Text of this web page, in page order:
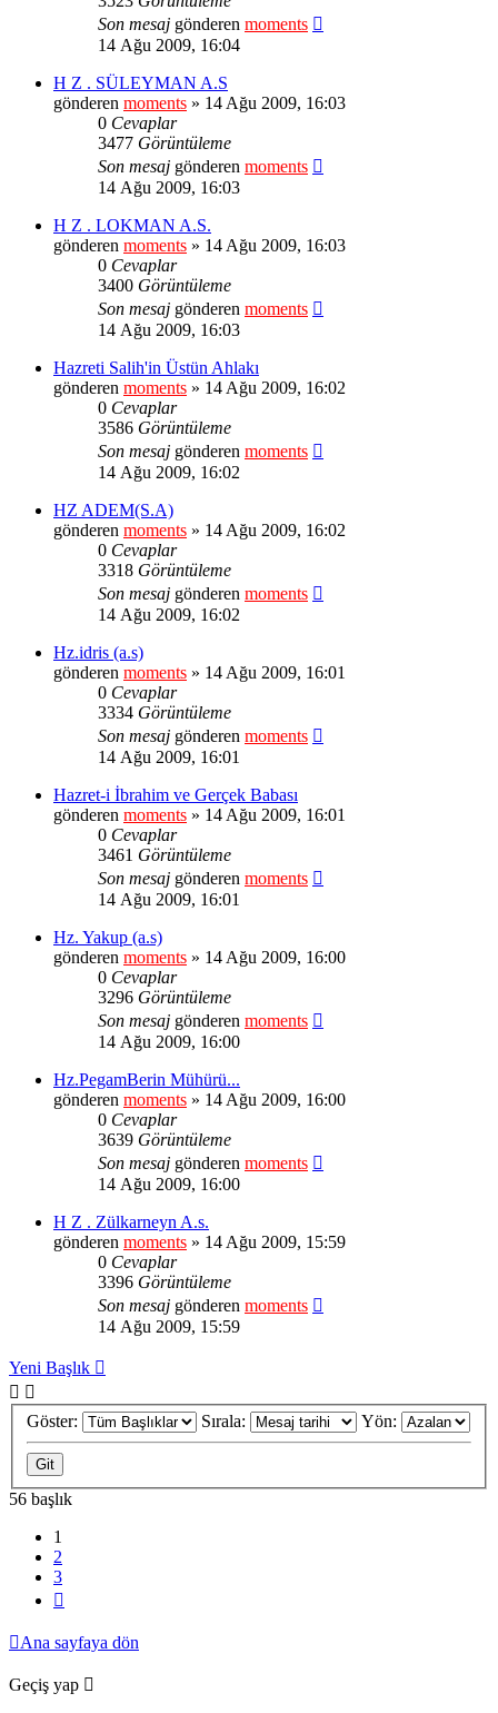
Son mesaj gönderen moments
14 Ağu 2009, 16:04
H Z . SÜLEYMAN A.S
gönderen moments » 14 Ağu 2009, 16:03
0 Cevaplar
3477 Görüntüleme
Son mesaj gönderen moments
14 Ağu 2009, 16:03
H Z . LOKMAN A.S.
gönderen moments » 14 Ağu 2009, 16:03
0 Cevaplar
3400 Görüntüleme
Son mesaj gönderen moments
14 Ağu 2009, 16:03
Hazreti Salih'in Üstün Ahlakı
gönderen moments » 14 Ağu 2009, 16:02
0 Cevaplar
3586 Görüntüleme
Son mesaj gönderen moments
14 Ağu 2009, 16:02
HZ ADEM(S.A)
gönderen moments » 14 Ağu 2009, 16:02
0 Cevaplar
3318 Görüntüleme
Son mesaj gönderen moments
14 Ağu 2009, 16:02
Hz.idris (a.s)
gönderen moments » 14 Ağu 2009, 16:01
0 Cevaplar
3334 Görüntüleme
Son mesaj gönderen moments
14 Ağu 2009, 16:01
Hazret-i İbrahim ve Gerçek Babası
gönderen moments » 14 Ağu 2009, 16:01
0 Cevaplar
3461 Görüntüleme
Son mesaj gönderen moments
14 Ağu 2009, 16:01
Hz. Yakup (a.s)
gönderen moments » 14 Ağu 2009, 16:00
0 Cevaplar
3296 Görüntüleme
Son mesaj gönderen moments
14 Ağu 2009, 16:00
Hz.PegamBerin Mühürü...
gönderen moments » 14 Ağu 2009, 16:00
0 Cevaplar
3639 Görüntüleme
Son mesaj gönderen moments
14 Ağu 2009, 16:00
H Z . Zülkarneyn A.s.
gönderen moments » 14 Ağu 2009, 15:59
0 Cevaplar
3396 Görüntüleme
Son mesaj gönderen moments
14 Ağu 2009, 15:59
Yeni Başlık
Göster: Sırala: Yön:
56 başlık
1
2
3
Ana sayfaya dön
Geçiş yap